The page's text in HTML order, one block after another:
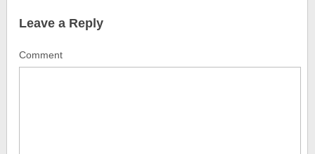
Leave a Reply
Comment